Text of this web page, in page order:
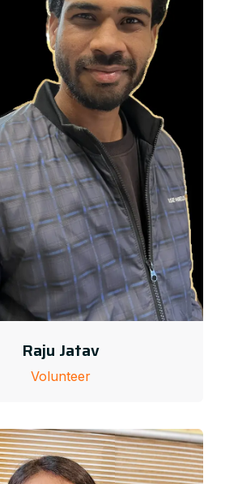
Raju Jatav
Volunteer